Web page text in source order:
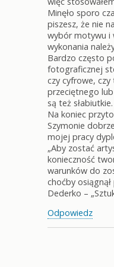
Minęło sporo
piszesz, że nie
wybór motywu i
wykonania
Bardzo często
fotograficznej
czy cyfrowe, czy
przeciętnego
są też słabiutkie.
Na koniec
Szymonie
mojej pracy
„Aby zostać
konieczność
warunków do
choćby
Dederko –
Odpowiedz